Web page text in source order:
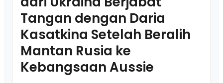
Tangan dengan Daria
Kasatkina Setelah Beralih
Mantan Rusia ke
Kebangsaan Aussie